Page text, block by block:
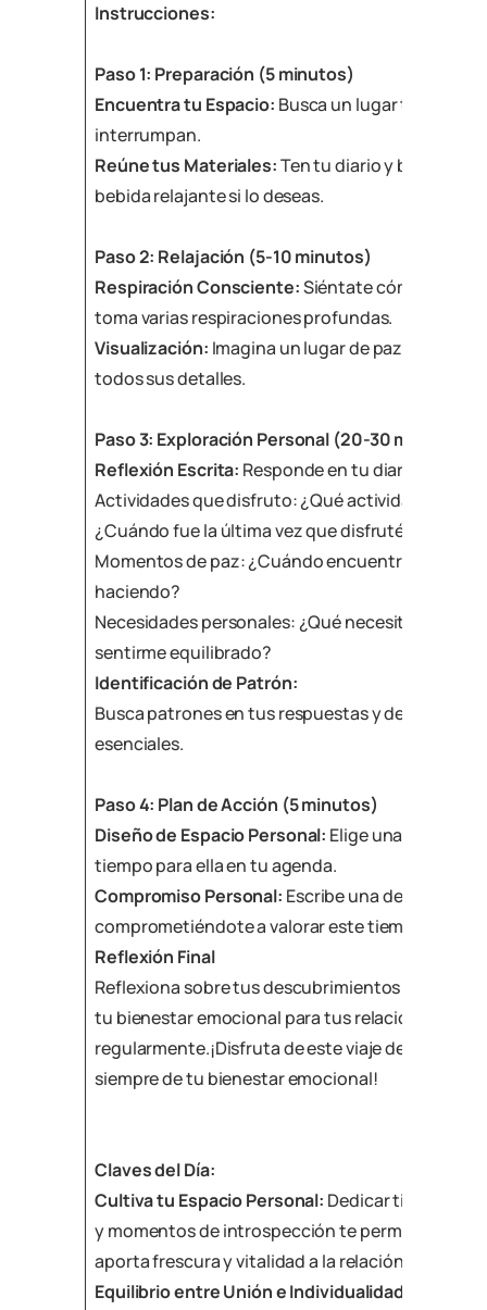
Instrucciones:
Paso 1: Preparación (5 minutos)
Encuentra tu Espacio: Busca un lugar tranquilo
interrumpan.
Reúne tus Materiales:Ten tu diario y bolígrafo
bebida relajante si lo deseas.
Paso 2: Relajación (5-10 minutos)
Respiración Consciente:Siéntate
toma varias respiraciones profundas.
Visualización: Imagina un lugar de paz y
todos sus detalles.
Paso 3: Exploración Personal (20-30 minutos)
Reflexión Escrita: Responde en tu diario:
Actividades que disfruto: ¿Qué actividades me
¿Cuándo fue la última vez que disfruté algo
Momentos de paz: ¿Cuándo encuentro paz en
haciendo?
Necesidades personales: ¿Qué necesito hacer
sentirme equilibrado?
Identificación de Patrón:
Busca patrones en tus respuestas y destaca
esenciales.
Paso 4: Plan de Acción (5 minutos)
Diseño de Espacio Personal: Elige una
tiempo para ella en tu agenda.
Compromiso Personal: Escribe una declaración
comprometiéndote a valorar este tiempo
Reflexión Final
Reflexiona sobre tus descubrimientos y
tu bienestar emocional para tus relaciones.
regularmente.¡Disfruta de este viaje de
siempre de tu bienestar emocional!
Claves del Día:
Cultiva tu Espacio Personal: Dedicar tiempo a
y momentos de introspección te permite crecer
aporta frescura y vitalidad a la relación.
Equilibrio entre Unión e Individualidad: